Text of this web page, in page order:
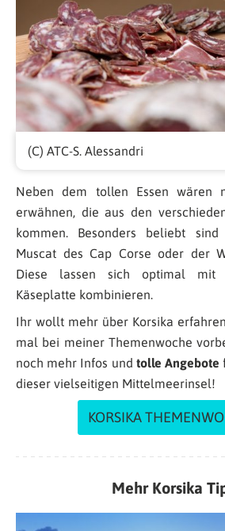
(C) ATC-S. Alessandri
Neben dem tollen Essen wären
erwähnen, die aus den
kommen. Besonders beliebt
Muscat des Cap Corse oder der
Diese lassen sich optimal mit
Käseplatte kombinieren.
Ihr wollt mehr über Korsika
mal bei meiner Themenwoche
noch mehr Infos und tolle Angebote
dieser vielseitigen Mittelmeerinsel!
KORSIKA
Mehr Korsika